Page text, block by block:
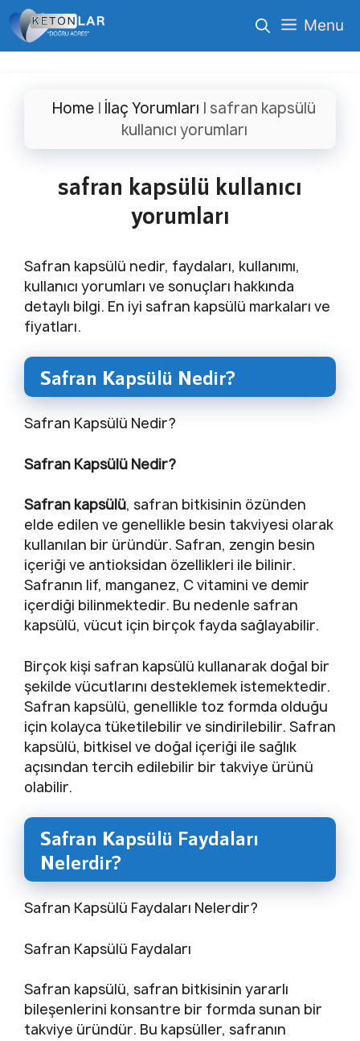
İçeriğe
atla
Menu
Home | İlaç Yorumları | safran kapsülü
kullanıcı yorumları
safran kapsülü kullanıcı
yorumları
Safran kapsülü nedir, faydaları, kullanımı,
kullanıcı yorumları ve sonuçları hakkında
detaylı bilgi. En iyi safran kapsülü markaları ve
fiyatları.
Safran Kapsülü Nedir?
Safran Kapsülü Nedir?
Safran Kapsülü Nedir?
Safran kapsülü, safran bitkisinin özünden
elde edilen ve genellikle besin takviyesi olarak
kullanılan bir üründür. Safran, zengin besin
içeriği ve antioksidan özellikleri ile bilinir.
Safranın lif, manganez, C vitamini ve demir
içerdiği bilinmektedir. Bu nedenle safran
kapsülü, vücut için birçok fayda sağlayabilir.
Birçok kişi safran kapsülü kullanarak doğal bir
şekilde vücutlarını desteklemek istemektedir.
Safran kapsülü, genellikle toz formda olduğu
için kolayca tüketilebilir ve sindirilebilir. Safran
kapsülü, bitkisel ve doğal içeriği ile sağlık
açısından tercih edilebilir bir takviye ürünü
olabilir.
Safran Kapsülü Faydaları
Nelerdir?
Safran Kapsülü Faydaları Nelerdir?
Safran Kapsülü Faydaları
Safran kapsülü, safran bitkisinin yararlı
bileşenlerini konsantre bir formda sunan bir
takviye üründür. Bu kapsüller, safranın